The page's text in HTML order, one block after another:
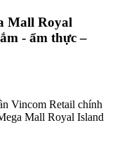
Mall Royal
- ẩm thực –
Vincom Retail chính
Mall Royal Island